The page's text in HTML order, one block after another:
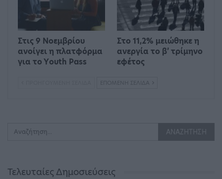
Στις 9 Νοεμβρίου
ανοίγει η πλατφόρμα
για το Υouth Pass
Στο 11,2% μειώθηκε η
ανεργία το β’ τρίμηνο
εφέτος
ΕΠΌΜΕΝΗ ΣΕΛΊΔΑ
Τελευταίες Δημοσιεύσεις